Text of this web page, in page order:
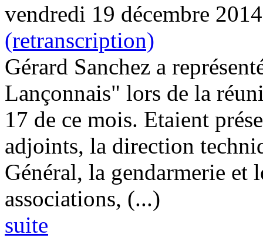
vendredi 19 décembre 2014
(retranscription)
Gérard Sanchez a
Lançonnais" lors de la
17 de ce mois. Etaient
adjoints, la direction
Général, la gendarmerie et
associations, (...)
suite